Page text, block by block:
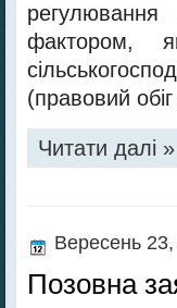
фактором,
(правовий
Читати далі »
Вересень
Позовна